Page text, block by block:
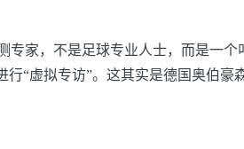
专家，不是足球专业人士，而是一
行“虚拟专访”。这其实是德国奥伯